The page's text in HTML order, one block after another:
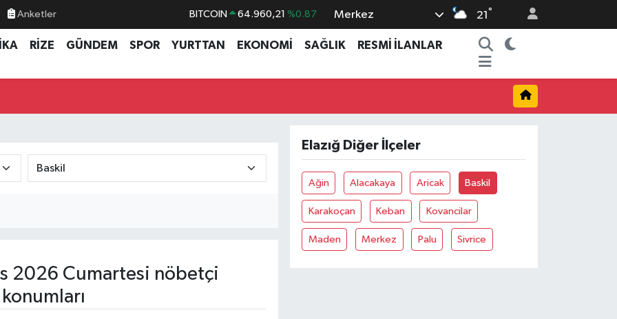
Anketler BITCOIN 64.960,21 %0.87
DOLAR 47,7436 %0.18
GRAM ALTIN 6660.55 %0.03
%-14
Merkez 21 °
RİZE GÜNDEM SPOR YURTTAN EKONOMİ SAĞLIK
RESMİ İLANLAR
2026 Cumartesi nöbetçi
Elazığ Diğer İlçeler
Ağin Alacakaya Aricak Baskil
Karakoçan Keban Kovancilar
Maden Merkez Palu Sivrice